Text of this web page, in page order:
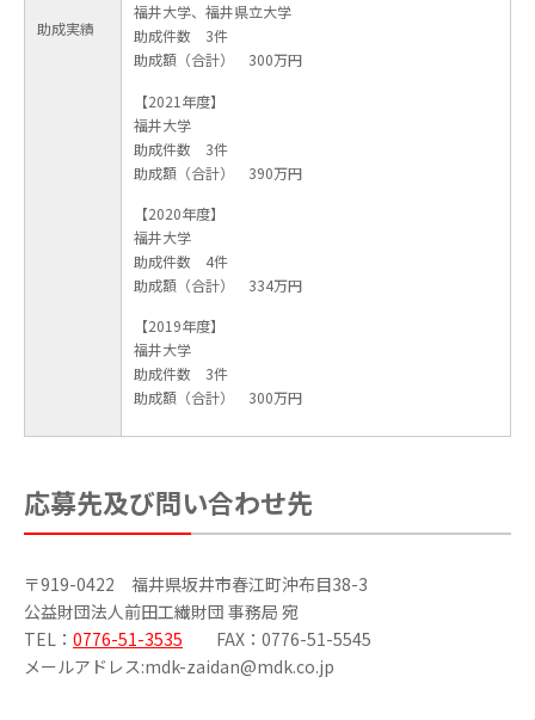
助成実績
福井大学、福井県立大学
助成件数 3件
助成額（合計） 300万円
【2021年度】
福井大学
助成件数 3件
助成額（合計） 390万円
【2020年度】
福井大学
助成件数 4件
助成額（合計） 334万円
【2019年度】
福井大学
助成件数 3件
助成額（合計） 300万円
応募先及び問い合わせ先
〒919-0422 福井県坂井市春江町沖布目38-3
公益財団法人前田工繊財団 事務局 宛
TEL： 0776-51-3535 FAX：0776-51-5545
メールアドレス:mdk-zaidan@mdk.co.jp